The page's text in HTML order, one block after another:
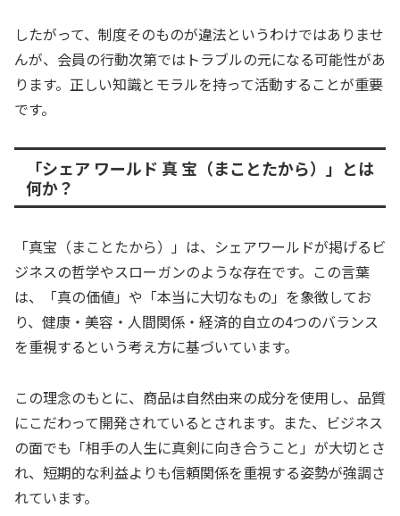
したがって、制度そのものが違法というわけではありませ
んが、会員の行動次第ではトラブルの元になる可能性があ
ります。正しい知識とモラルを持って活動することが重要
です。
「シェア ワールド 真 宝（まことたから）」とは
何か？
「真宝（まことたから）」は、シェアワールドが掲げるビ
ジネスの哲学やスローガンのような存在です。この言葉
は、「真の価値」や「本当に大切なもの」を象徴してお
り、健康・美容・人間関係・経済的自立の4つのバランス
を重視するという考え方に基づいています。
この理念のもとに、商品は自然由来の成分を使用し、品質
にこだわって開発されているとされます。また、ビジネス
の面でも「相手の人生に真剣に向き合うこと」が大切とさ
れ、短期的な利益よりも信頼関係を重視する姿勢が強調さ
れています。